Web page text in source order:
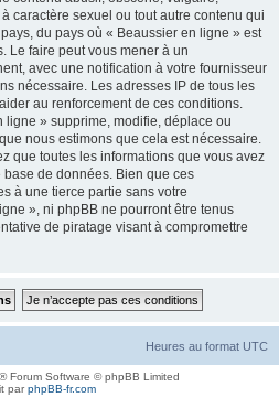
caractère sexuel ou tout autre contenu qui
du pays où « Beaussier en ligne » est
Le faire peut vous mener à un
avec une notification à votre fournisseur
nécessaire. Les adresses IP de tous les
au renforcement de ces conditions.
ligne » supprime, modifie, déplace ou
nous estimons que cela est nécessaire.
que toutes les informations que vous avez
de données. Bien que ces
à une tierce partie sans votre
», ni phpBB ne pourront être tenus
de piratage visant à compromettre
Heures au format UTC
® Forum Software © phpBB Limited
parphpBB-fr.com